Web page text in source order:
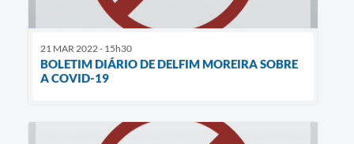
21 MAR 2022 - 15h30
BOLETIM DIÁRIO DE DELFIM MOREIRA SOBRE
A COVID-19